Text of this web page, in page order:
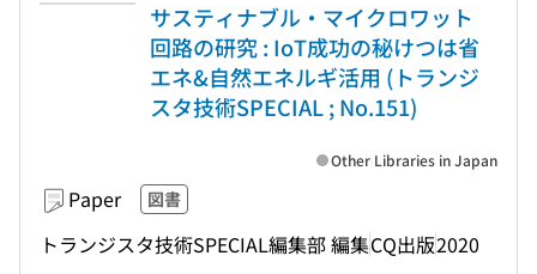
サスティナブル・マイクロワット
回路の研究 : IoT成功の秘けつは省
エネ&自然エネルギ活用 (トランジ
スタ技術SPECIAL ; No.151)
Paper 図書
トランジスタ技術SPECIAL編集部 編集CQ出版2020
Other Libraries in Japan